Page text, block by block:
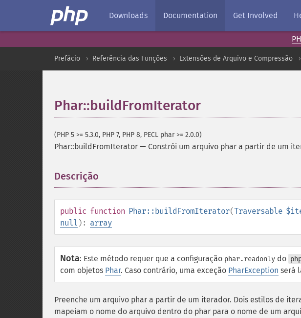
Downloads Documentation Get Involved
Prefácio Referência das Funções Extensões de Arquivo e Compressão
Phar::buildFromIterator
(PHP 5 >= 5.3.0, PHP 7, PHP 8, PECL phar >= 2.0.0)
Phar::buildFromIterator — Constrói um arquivo phar a partir de um
Descrição
public function Phar::buildFromIterator(Traversable
null ): array
Nota: Este método requer que a configuração phar.readonly do
com objetos Phar. Caso contrário, uma exceção PharException será
Preenche um arquivo phar a partir de um iterador. Dois estilos de
mapeiam o nome do arquivo dentro do phar para o nome de um